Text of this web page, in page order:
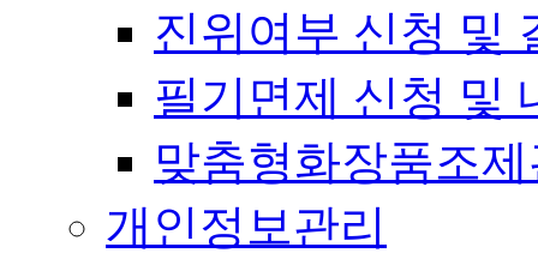
진위여부 신청 및
필기면제 신청 및
맞춤형화장품조
개인정보관리